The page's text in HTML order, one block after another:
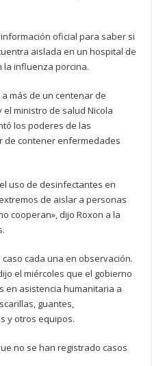
oficial para saber si
aislada en un hospital de
la influenza porcina.
más de un centenar de
ministro de salud Nicola
los poderes de las
de contener enfermedades
uso de desinfectantes en
de aislar a personas
cooperan», dijo Roxon a la
cada una en observación.
el miércoles que el gobierno
en asistencia humanitaria a
guantes,
y otros equipos.
no se han registrado casos